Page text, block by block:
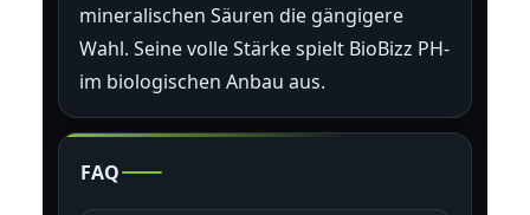
mineralischen Säuren die gängigere
Wahl. Seine volle Stärke spielt BioBizz PH-
im biologischen Anbau aus.
FAQ